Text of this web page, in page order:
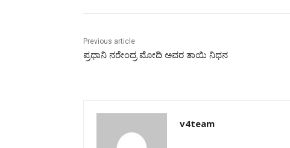
Previous article
ಪ್ರಧಾನಿ ನರೇಂದ್ರ ಮೋದಿ ಅವರ ತಾಯಿ ನಿಧನ
v4team